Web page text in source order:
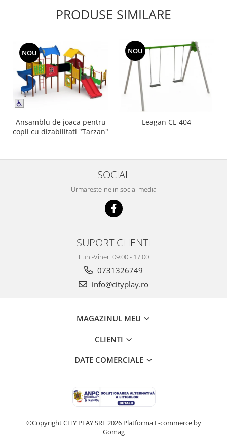
PRODUSE SIMILARE
NOU
Ansamblu de joaca pentru
copii cu dizabilitati "Tarzan"
NOU
Leagan CL-404
SOCIAL
Urmareste-ne in social media
SUPORT CLIENTI
Luni-Vineri 09:00 - 17:00
0731326749
info@cityplay.ro
MAGAZINUL MEU
CLIENTI
DATE COMERCIALE
©Copyright CITY PLAY SRL 2026 Platforma E-commerce by
Gomag